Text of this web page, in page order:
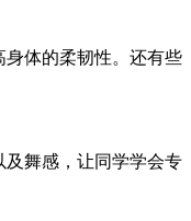
体的柔韧性。还有些
舞感，让同学学会专